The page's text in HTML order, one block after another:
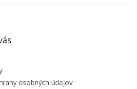
osobných údajov